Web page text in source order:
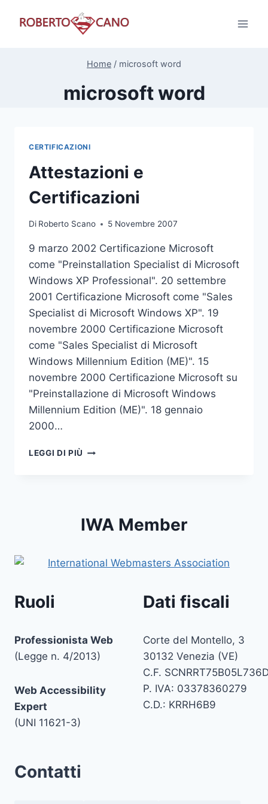
Home / microsoft word
microsoft word
CERTIFICAZIONI
Attestazioni e
Certificazioni
Di Roberto Scano 5 Novembre 2007
9 marzo 2002 Certificazione Microsoft
come "Preinstallation Specialist di Microsoft
Windows XP Professional". 20 settembre
2001 Certificazione Microsoft come "Sales
Specialist di Microsoft Windows XP". 19
novembre 2000 Certificazione Microsoft
come "Sales Specialist di Microsoft
Windows Millennium Edition (ME)". 15
novembre 2000 Certificazione Microsoft su
"Preinstallazione di Microsoft Windows
Millennium Edition (ME)". 18 gennaio
2000…
LEGGI DI PIÙ ATTESTAZIONI
IWA Member
Ruoli
Professionista Web
(Legge n. 4/2013)
Web Accessibility
Expert
(UNI 11621-3)
Dati fiscali
Corte del Montello, 3
30132 Venezia (VE)
C.F.
P. IVA: 03378360279
C.D.: KRRH6B9
Contatti